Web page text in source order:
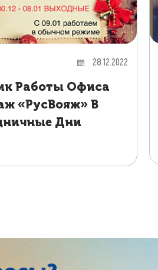
28.12.2022
Работы Офиса
«РусВояж» В
Дни